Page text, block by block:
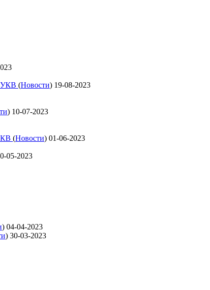
УКВ (Новости) 19-08-2023
) 10-07-2023
КВ (Новости) 01-06-2023
05-2023
) 04-04-2023
) 30-03-2023